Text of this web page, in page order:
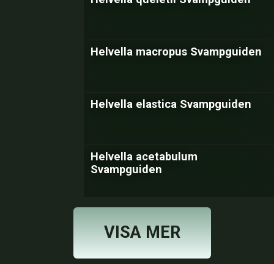
Helvella macropus Svampguiden
Helvella elastica Svampguiden
Helvella acetabulum
Svampguiden
VISA MER